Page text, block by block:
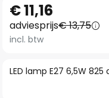
naar
het
begin
de
LED lamp E27 6,5W
€ 11,16
adviesprijs€ 13,75
incl. btw